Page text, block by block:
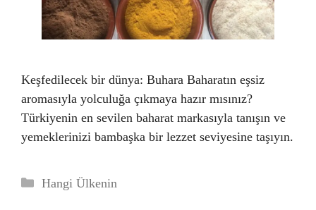
Keşfedilecek bir dünya: Buhara Baharatın eşsiz
aromasıyla yolculuğa çıkmaya hazır mısınız?
Türkiyenin en sevilen baharat markasıyla tanışın ve
yemeklerinizi bambaşka bir lezzet seviyesine taşıyın.
Kategoriler
Hangi Ülkenin